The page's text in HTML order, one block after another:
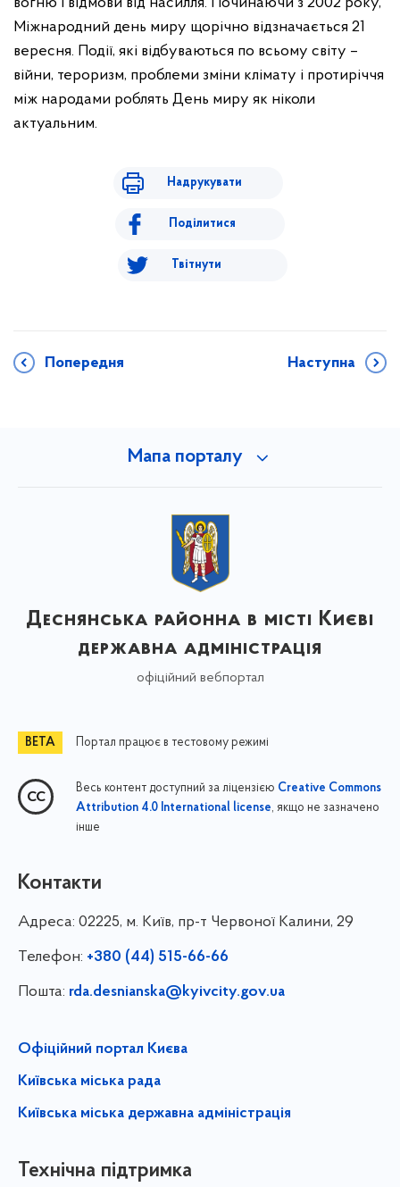
Міжнародний день миру щорічно відзначається 21
вересня. Події, які відбуваються по всьому світу –
війни, тероризм, проблеми зміни клімату і протиріччя
між народами роблять День миру як ніколи
актуальним.
Надрукувати
Поділитися
Твітнути
Попередня Наступна
Мапа порталу
Деснянська районна в місті Києві
державна адміністрація
офіційний вебпортал
Портал працює в тестовому режимі
Весь контент доступний за ліцензією Creative Commons
Attribution 4.0 International license, якщо не зазначено
інше
Контакти
Адреса: 02225, м. Київ, пр-т Червоної Калини, 29
Телефон: +380 (44) 515-66-66
Пошта: rda.desnianska@kyivcity.gov.ua
Офіційний портал Києва
Київська міська рада
Київська міська державна адміністрація
Технічна підтримка